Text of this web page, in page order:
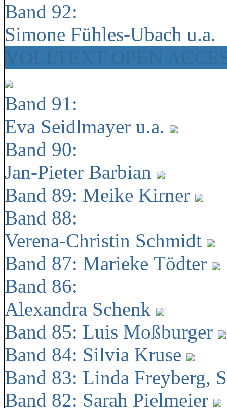
Band 92:
Simone Fühles-Ubach u.a.
Band 91:
Eva Seidlmayer u.a.
Band 90:
Jan-Pieter Barbian
Band 89: Meike Kirner
Band 88:
Verena-Christin Schmidt
Band 87: Marieke Tödter
Band 86:
Alexandra Schenk
Band 85: Luis Moßburger
Band 84: Silvia Kruse
Band 83: Linda Freyberg,
Band 82: Sarah Pielmeier